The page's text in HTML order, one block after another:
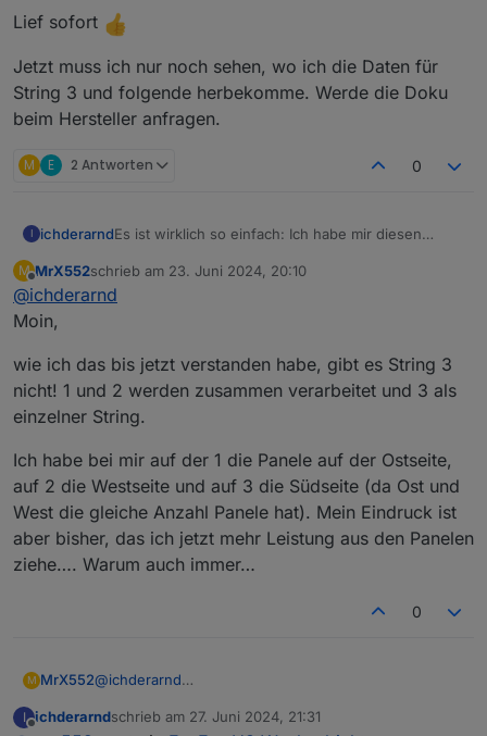
Lief sofort
Jetzt muss ich nur noch sehen, wo ich die Daten für
String 3 und folgende herbekomme. Werde die Doku
beim Hersteller anfragen.
M E 2 Antworten 0
I ichderarndEs ist wirklich so einfach: Ich habe mir diesen
https://www.reichelt.de/raspberry-pi-usb-rs485-
schnittstelle-ch340c-rpi-usb-rs485-p242783.html?
Dann von einem LAN-Kabel die Stecker
stecken, Modbusadapter installieren, den USB-Port
auswählen, Device ID 247 setzen und die
Holdingregister anlegen.
Jetzt muss ich nur noch sehen, wo ich die Daten
für String 3 und folgende herbekomme. Werde die
Doku beim Hersteller anfragen.
M
Offline
MrX552schrieb am 23. Juni 2024, 20:10
zuletzt editiert von
@ichderarnd
Moin,
wie ich das bis jetzt verstanden habe, gibt es String 3
nicht! 1 und 2 werden zusammen verarbeitet und 3 als
einzelner String.
Ich habe bei mir auf der 1 die Panele auf der Ostseite,
auf 2 die Westseite und auf 3 die Südseite (da Ost und
West die gleiche Anzahl Panele hat). Mein Eindruck ist
aber bisher, das ich jetzt mehr Leistung aus den Panelen
ziehe…. Warum auch immer…
0
M MrX552@ichderarnd
wie ich das bis jetzt verstanden habe, gibt es String 3
I
Offline
ichderarndschrieb am 27. Juni 2024, 21:31
zuletzt editiert von